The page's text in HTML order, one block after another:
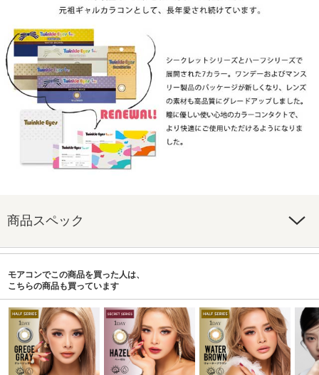
商品スペック
モアコンでこの商品を買った人は、
こちらの商品も買っています